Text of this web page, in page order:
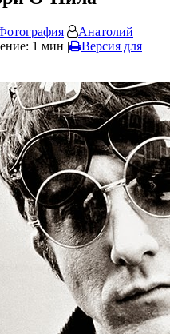
Анатолий
1 мин |
Версия для